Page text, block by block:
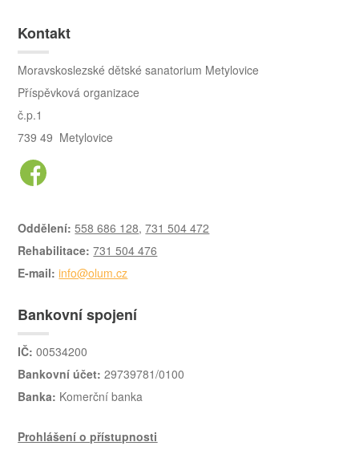
Kontakt
Moravskoslezské dětské sanatorium Metylovice
Příspěvková organizace
č.p.1
739 49 Metylovice
Oddělení: 558 686 128,731 504 472
Rehabilitace: 731 504 476
E-mail: info@olum.cz
Bankovní spojení
IČ: 00534200
Bankovní účet: 29739781/0100
Banka: Komerční banka
Prohlášení o přístupnosti